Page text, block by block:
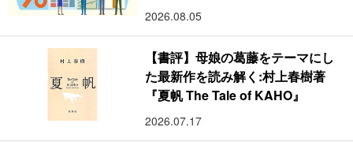
2026.08.05
【書評】母娘の葛藤をテーマにし
た最新作を読み解く:村上春樹著
『夏帆 The Tale of KAHO』
2026.07.17